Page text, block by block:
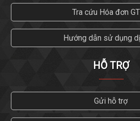
Tra cứu Hóa đơn
Hướng dẫn sử dụng
HỖ TRỢ
Gửi hỗ trợ